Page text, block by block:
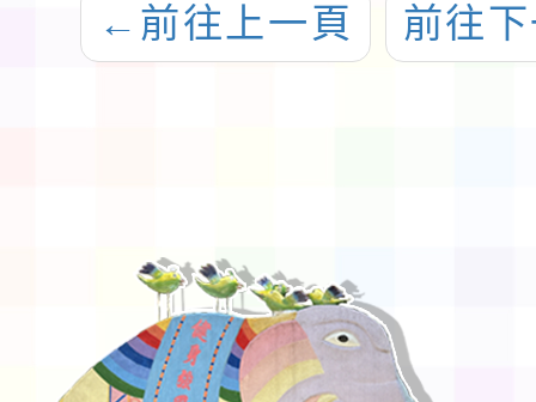
← 前往上一頁 前往